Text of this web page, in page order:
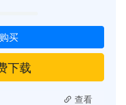
买
下载
查看